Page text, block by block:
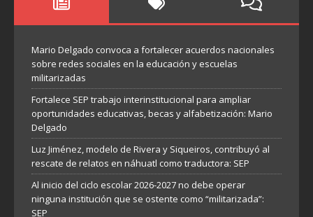
Mario Delgado convoca a fortalecer acuerdos nacionales
sobre redes sociales en la educación y escuelas
militarizadas
Fortalece SEP trabajo interinstitucional para ampliar
oportunidades educativas, becas y alfabetización: Mario
Delgado
Luz Jiménez, modelo de Rivera y Siqueiros, contribuyó al
rescate de relatos en náhuatl como traductora: SEP
Al inicio del ciclo escolar 2026-2027 no debe operar
ninguna institución que se ostente como “militarizada”:
SEP